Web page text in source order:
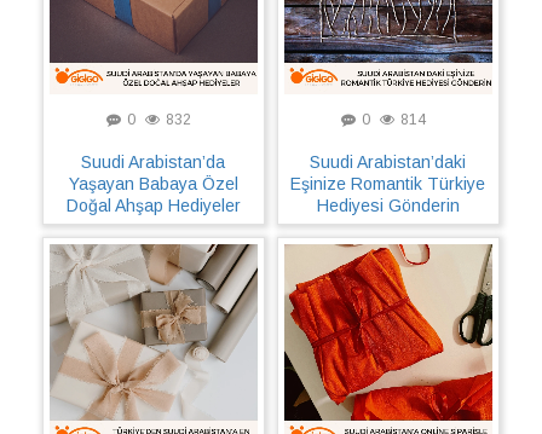
0 832
Suudi Arabistan’da
Yaşayan Babaya Özel
Doğal Ahşap Hediyeler
0 814
Suudi Arabistan’daki
Eşinize Romantik Türkiye
Hediyesi Gönderin